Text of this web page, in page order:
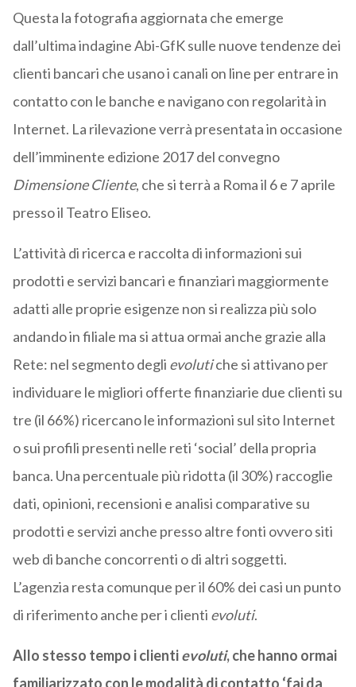
Questa la fotografia aggiornata che emerge
dall’ultima indagine Abi-GfK sulle nuove tendenze dei
clienti bancari che usano i canali on line per entrare in
contatto con le banche e navigano con regolarità in
Internet. La rilevazione verrà presentata in occasione
dell’imminente edizione 2017 del convegno
Dimensione Cliente, che si terrà a Roma il 6 e 7 aprile
presso il Teatro Eliseo.
L’attività di ricerca e raccolta di informazioni sui
prodotti e servizi bancari e finanziari maggiormente
adatti alle proprie esigenze non si realizza più solo
andando in filiale ma si attua ormai anche grazie alla
Rete: nel segmento degli evolutiche si attivano per
individuare le migliori offerte finanziarie due clienti su
tre (il 66%) ricercano le informazioni sul sito Internet
o sui profili presenti nelle reti ‘social’ della propria
banca. Una percentuale più ridotta (il 30%) raccoglie
dati, opinioni, recensioni e analisi comparative su
prodotti e servizi anche presso altre fonti ovvero siti
web di banche concorrenti o di altri soggetti.
L’agenzia resta comunque per il 60% dei casi un punto
di riferimento anche per i clienti evoluti.
Allo stesso tempo i clientievoluti, che hanno ormai
familiarizzato con le modalità di contatto ‘fai da